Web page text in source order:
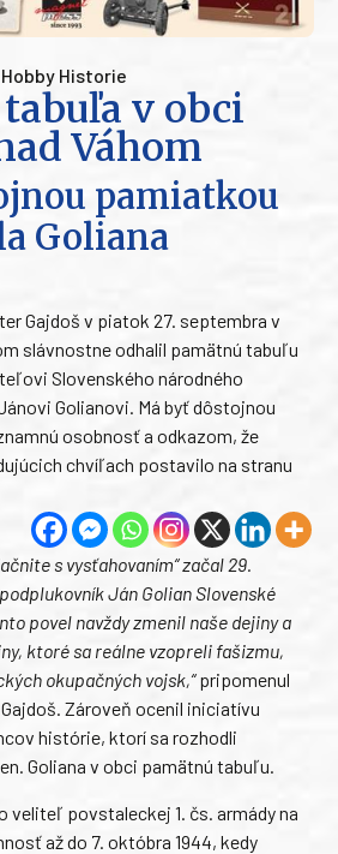
Hobby Historie
v obci
Váhom
pamiatkou
Goliana
Gajdoš v piatok 27. septembra v
slávnostne odhalil pamätnú tabuľu
Slovenského národného
Golianovi. Má byť dôstojnou
osobnosť a odkazom, že
chvíľach postavilo na stranu
s vysťahovaním“ začal 29.
Ján Golian Slovenské
povel navždy zmenil naše dejiny a
ktoré sa reálne vzopreli fašizmu,
okupačných vojsk,“pripomenul
Zároveň ocenil iniciatívu
histórie, ktorí sa rozhodli
Goliana v obci pamätnú tabuľu.
veliteľ povstaleckej 1. čs. armády na
až do 7. októbra 1944, kedy